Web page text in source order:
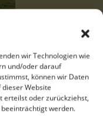
wir Technologien wie
und/oder darauf
können wir Daten
Website
erteilst oder zurückziehst,
werden.
4er zuständig.